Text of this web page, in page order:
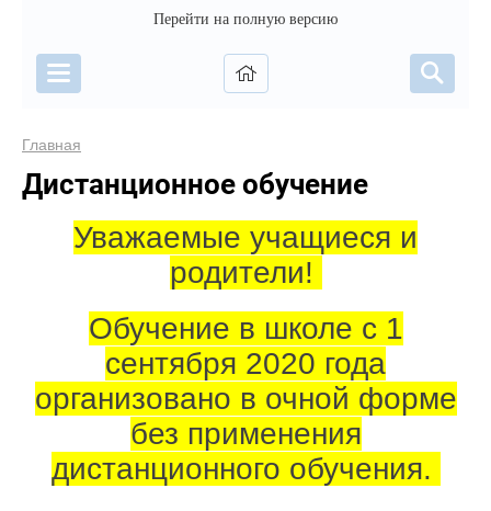
Перейти на полную версию
Главная
Дистанционное обучение
Уважаемые учащиеся и
родители!
Обучение в школе с 1
сентября 2020 года
организовано в очной форме
без применения
дистанционного обучения.